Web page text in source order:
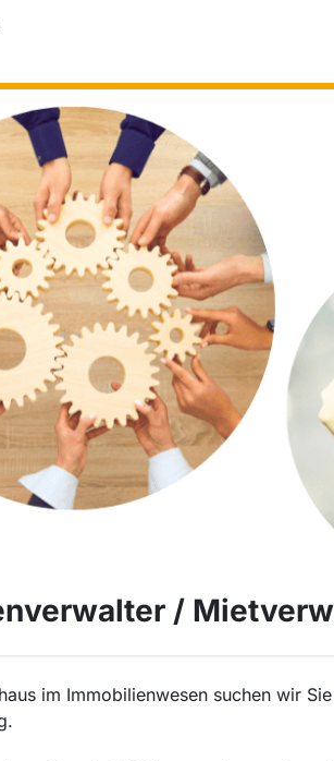
/
im Immobilienwesen suchen wir